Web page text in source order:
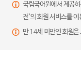
국립국어원에서 제공
전’의 회원 서비스를
만 14세 미만인 회원